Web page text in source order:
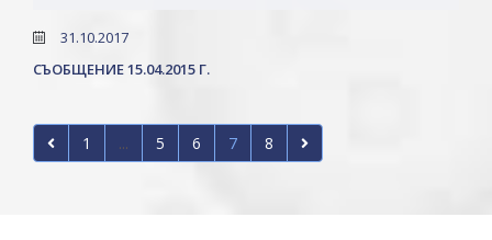
31.10.2017
СЪОБЩЕНИЕ 15.04.2015 Г.
1 ... 5 6 7 8